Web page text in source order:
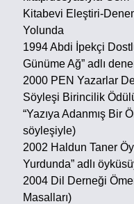
Kitabevi Eleştiri-
Yolunda
1994 Abdi İpekçi
Günüme Ağ” adlı
2000 PEN Yazarlar
Söyleşi Birincilik
“Yazıya Adanmış Bir
söyleşiyle)
2002 Haldun Taner
Yurdunda” adlı
2004 Dil Derneği
Masalları)